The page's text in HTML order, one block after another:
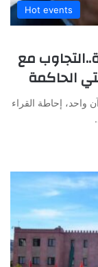
Hot events
مع
الحاكمة
واحد، إحاطة القراء